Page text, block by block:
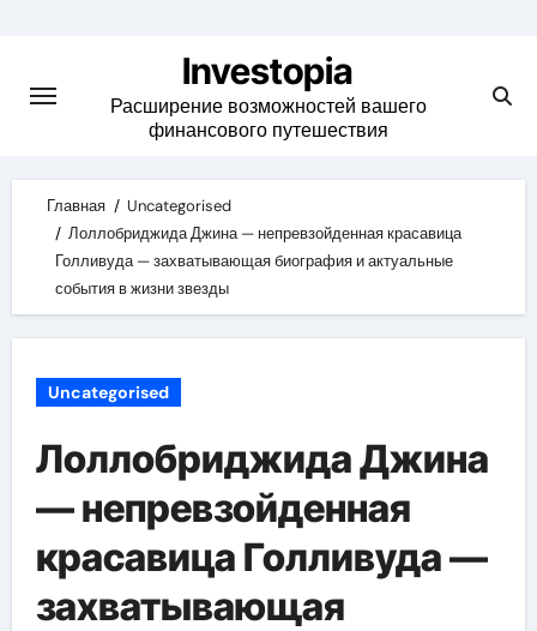
content
Investopia
Расширение возможностей вашего
финансового путешествия
Главная
Uncategorised
Лоллобриджида Джина — непревзойденная красавица
Голливуда — захватывающая биография и актуальные
события в жизни звезды
Uncategorised
Лоллобриджида Джина
— непревзойденная
красавица Голливуда —
захватывающая